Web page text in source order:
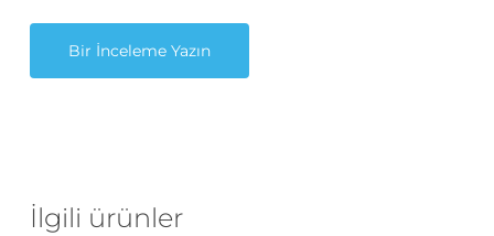
Bir İnceleme Yazın
İlgili ürünler